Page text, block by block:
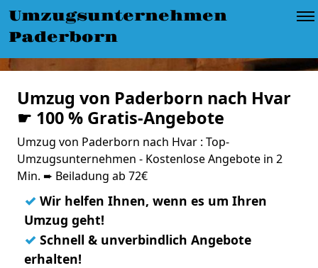
Umzugsunternehmen
Paderborn
Umzug von Paderborn nach Hvar
☛ 100 % Gratis-Angebote
Umzug von Paderborn nach Hvar : Top-
Umzugsunternehmen - Kostenlose Angebote in 2
Min. ➨ Beiladung ab 72€
✓ Wir helfen Ihnen, wenn es um Ihren
Umzug geht!
✓ Schnell & unverbindlich Angebote
erhalten!